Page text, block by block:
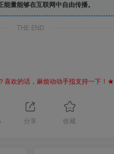
量能够在互联网中自由传播。
THE END
喜欢的话，麻烦动动手指支持一下！★
分享 收藏